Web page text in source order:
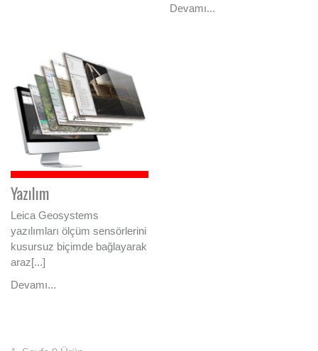
Devamı...
Yazılım
Leica Geosystems
yazılımları ölçüm sensörlerini
kusursuz biçimde bağlayarak
araz[...]
Devamı...